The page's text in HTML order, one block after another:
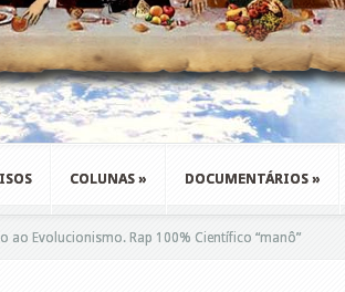
COLUNAS » DOCUMENTÁRIOS »
ao Evolucionismo. Rap 100% Científico “manô”